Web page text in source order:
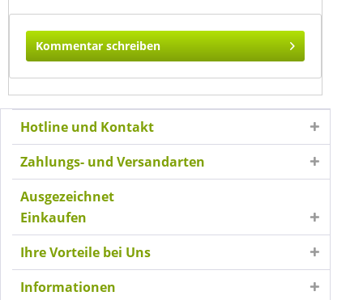
Kommentar schreiben
Hotline und Kontakt
Zahlungs- und Versandarten
Ausgezeichnet
Einkaufen
Ihre Vorteile bei Uns
Informationen